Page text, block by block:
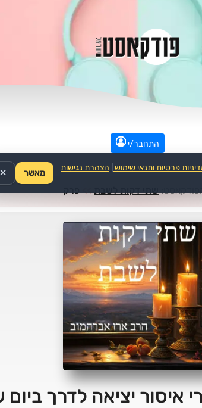
התחבר/י
שתי דקות לשבת >>פרק
פרטיות ותנאי שימוש הצהרת נגישות
מאשר ✕